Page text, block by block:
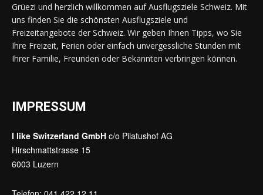
Grüezi und herzlich willkommen auf Ausflugsziele Schweiz. Mit
uns finden Sie die schönsten Ausflugsziele und
Freizeitangebote der Schweiz. Wir geben Ihnen Tipps, wo Sie
Ihre Freizeit, Ferien oder einfach unvergessliche Stunden mit
Ihrer Familie, Freunden oder Bekannten verbringen können.
IMPRESSUM
I like Switzerland GmbH c/o Pilatushof AG
Hirschmattstrasse 15
6003 Luzern